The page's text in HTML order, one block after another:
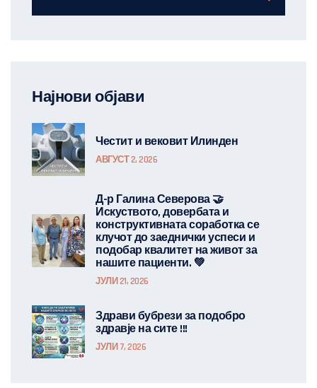
Најнови објави
Честит и вековит Илинден
АВГУСТ 2, 2026
Д-р Галина Северова 🤝
Искуството, довербата и
конструктивната соработка се
клучот до заеднички успеси и
подобар квалитет на живот за
нашите пациенти. 💚
ЈУЛИ 21, 2026
Здрави бубрези за подобро
здравје на сите !!!
ЈУЛИ 7, 2026